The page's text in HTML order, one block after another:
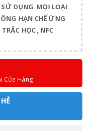
SỬ DỤNG MỌI LOẠI
HẠN CHẾ ỨNG
HỌC , NFC
Cửa Hàng